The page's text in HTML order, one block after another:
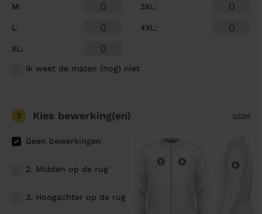
M:
L :
XL :
3XL :
4XL :
Ik weet de maten (nog) niet
3 Kies bewerking(en) uitleg
Geen bewerkingen
2. Midden op de rug
3. Hoogachter op de rug